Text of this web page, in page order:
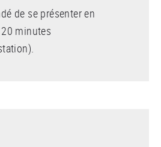
de se présenter en
20 minutes